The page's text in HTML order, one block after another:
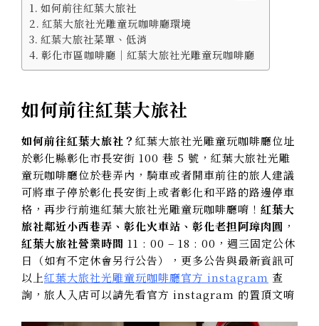
如何前往紅葉大旅社
紅葉大旅社光雕童玩咖啡廳環境
紅葉大旅社菜單、低消
彰化市區咖啡廳｜紅葉大旅社光雕童玩咖啡廳
如何前往紅葉大旅社
如何前往紅葉大旅社？ 紅葉大旅社光雕童玩咖啡廳位址
於彰化縣彰化市長安街 100 巷 5 號，紅葉大旅社光雕
童玩咖啡廳位於巷弄內，騎車或者開車前往的旅人建議
可將車子停於彰化長安街上或者彰化和平路的路邊停車
格，再步行前進紅葉大旅社光雕童玩咖啡廳唷！ 紅葉大
旅社鄰近小西巷弄、彰化火車站、彰化老担阿璋肉圓 ，
紅葉大旅社營業時間 11 : 00 – 18 : 00，週三固定公休
日（如有不定休會另行公告），更多公告與最新資訊可
以上紅葉大旅社光雕童玩咖啡廳官方 instagram 查
詢，旅人入店可以請先看官方 instagram 的置頂文唷